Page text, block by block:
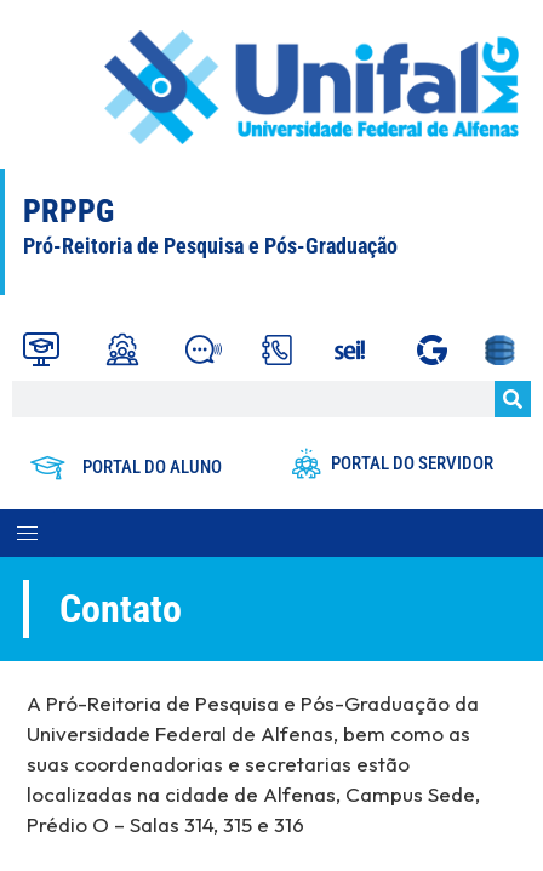
PRPPG
Pró-Reitoria de Pesquisa e Pós-Graduação
PORTAL DO ALUNO PORTAL DO SERVIDOR
Contato
A Pró-Reitoria de Pesquisa e Pós-Graduação da
Universidade Federal de Alfenas, bem como as
suas coordenadorias e secretarias estão
localizadas na cidade de Alfenas, Campus Sede,
Prédio O – Salas 314, 315 e 316